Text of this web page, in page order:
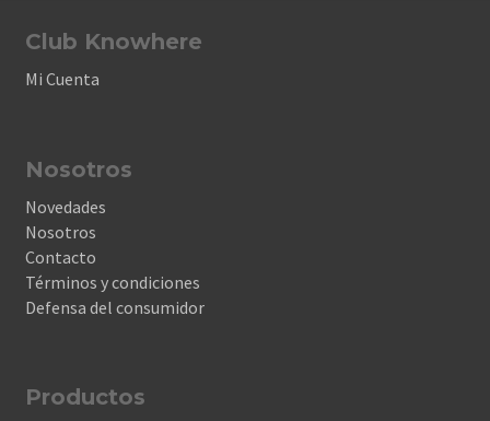
Club Knowhere
Mi Cuenta
Nosotros
Novedades
Nosotros
Contacto
Términos y condiciones
Defensa del consumidor
Productos